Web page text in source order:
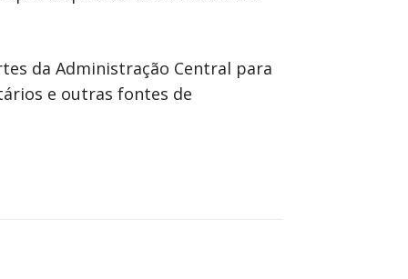
da Administração Central para
e outras fontes de